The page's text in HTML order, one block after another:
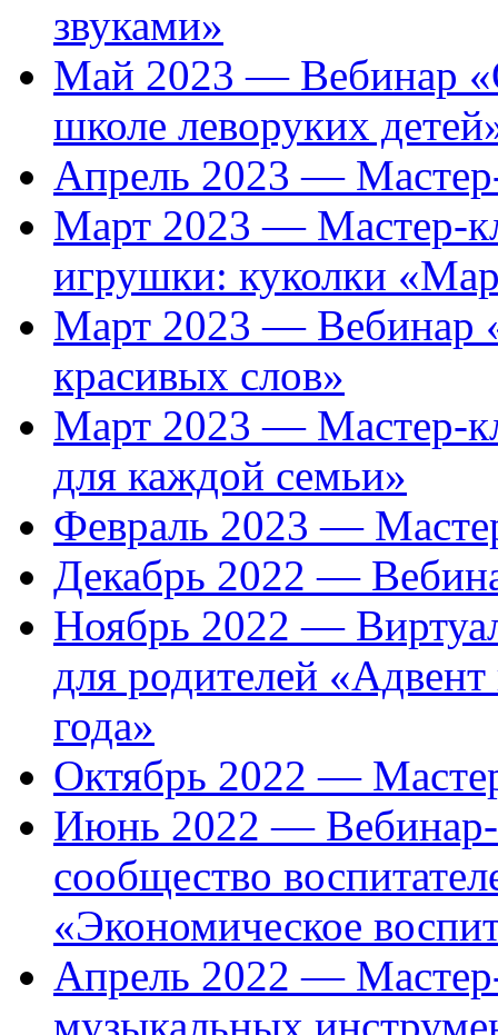
звуками»
Май 2023 — Вебинар
школе леворуких
Апрель 2023 —
Март 2023 — Мастер-
игрушки: куколки
Март 2023 — Вебинар
красивых слов»
Март 2023 — Мастер-
для каждой семьи»
Февраль 2023 —
Декабрь 2022 —
Ноябрь 2022 —
для родителей
года»
Октябрь 2022 —
Июнь 2022 — Вебинар-
сообщество
«Экономическое
Апрель 2022 —